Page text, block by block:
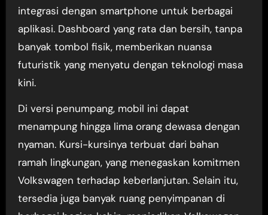
integrasi dengan smartphone untuk berbagai
aplikasi. Dashboard yang rata dan bersih, tanpa
banyak tombol fisik, memberikan nuansa
futuristik yang menyatu dengan teknologi masa
kini.
Di versi penumpang, mobil ini dapat
menampung hingga lima orang dewasa dengan
nyaman. Kursi-kursinya terbuat dari bahan
ramah lingkungan, yang menegaskan komitmen
Volkswagen terhadap keberlanjutan. Selain itu,
tersedia juga banyak ruang penyimpanan di